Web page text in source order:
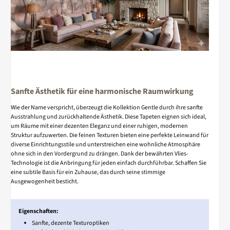
Sanfte Ästhetik für eine harmonische Raumwirkung
Wie der Name verspricht, überzeugt die Kollektion Gentle durch ihre sanfte
Ausstrahlung und zurückhaltende Ästhetik. Diese Tapeten eignen sich ideal,
um Räume mit einer dezenten Eleganz und einer ruhigen, modernen
Struktur aufzuwerten. Die feinen Texturen bieten eine perfekte Leinwand für
diverse Einrichtungsstile und unterstreichen eine wohnliche Atmosphäre
ohne sich in den Vordergrund zu drängen. Dank der bewährten Vlies-
Technologie ist die Anbringung für jeden einfach durchführbar. Schaffen Sie
eine subtile Basis für ein Zuhause, das durch seine stimmige
Ausgewogenheit besticht.
Eigenschaften:
Sanfte, dezente Texturoptiken